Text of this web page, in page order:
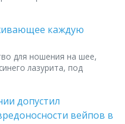
каждую
для ношения на шее,
лазурита, под
допустил
вейпов в